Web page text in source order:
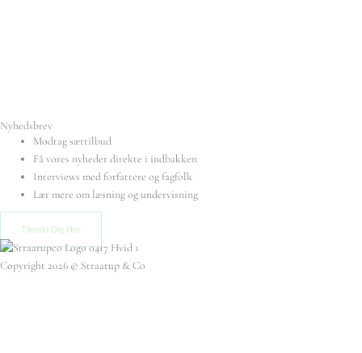
Nyhedsbrev
Modtag særtilbud
Få vores nyheder direkte i indbakken
Interviews med forfattere og fagfolk
Lær mere om læsning og undervisning
Tilmeld Dig Her
Copyright 2026 © Straarup & Co